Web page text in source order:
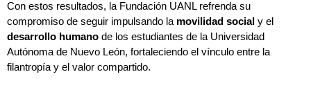
Con estos resultados, la Fundación UANL refrenda su
compromiso de seguir impulsando la movilidad social y el
desarrollo humano de los estudiantes de la Universidad
Autónoma de Nuevo León, fortaleciendo el vínculo entre la
filantropía y el valor compartido.